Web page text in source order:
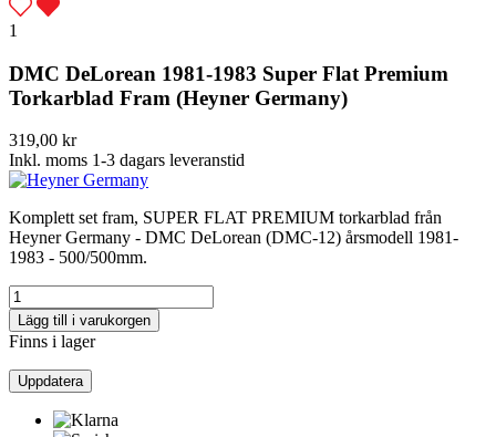
1
DMC DeLorean 1981-1983 Super Flat Premium
Torkarblad Fram (Heyner Germany)
319,00 kr
Inkl. moms 1-3 dagars leveranstid
Komplett set fram, SUPER FLAT PREMIUM torkarblad från
Heyner Germany - DMC DeLorean (DMC-12) årsmodell 1981-
1983 - 500/500mm.
Lägg till i varukorgen
Finns i lager